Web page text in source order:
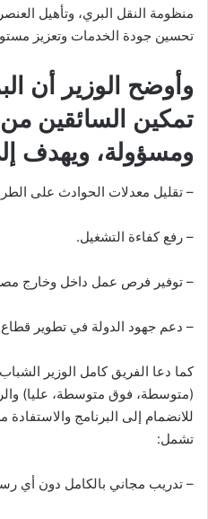
منظومة النقل البري، وتأهيل
تحسين جودة الخدمات وتعزيز
وأوضح الوزير أن
تمكين السائقين من
ومسؤولة، ويهدف
– تقليل معدلات الحوادث على
– رفع كفاءة التشغيل.
– توفير فرص عمل داخل وخارج
– دعم جهود الدولة في تطوير قطاع
كما دعا الفريق كامل الوزير
(متوسطة، فوق متوسطة، عليا)
للانضمام إلى البرنامج والاستفادة
تشمل:
– تدريب مجاني بالكامل دون أي